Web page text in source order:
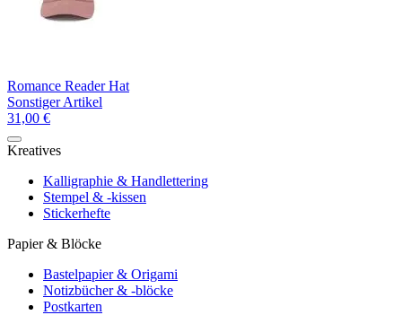
Romance Reader Hat
Sonstiger Artikel
31,00 €
Kreatives
Kalligraphie & Handlettering
Stempel & -kissen
Stickerhefte
Papier & Blöcke
Bastelpapier & Origami
Notizbücher & -blöcke
Postkarten